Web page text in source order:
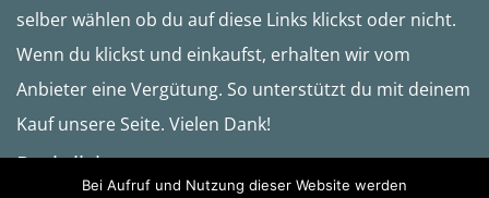
selber wählen ob du auf diese Links klickst oder nicht.
Wenn du klickst und einkaufst, erhalten wir vom
Anbieter eine Vergütung. So unterstützt du mit deinem
Kauf unsere Seite. Vielen Dank!
Rechtliches
Bei Aufruf und Nutzung dieser Website werden